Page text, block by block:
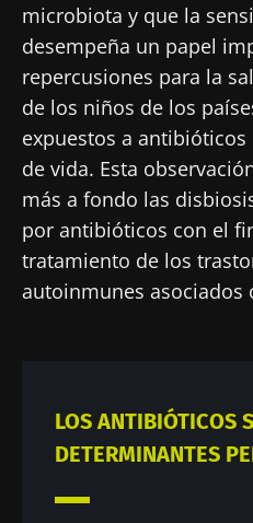
microbiota y que la
desempeña un papel
repercusiones para la
de los niños de los
expuestos a
de vida. Esta
más a fondo las
por antibióticos con el
tratamiento de los
autoinmunes asociados
LOS ANTIBIÓTICOS
DETERMINANTES
nuestro sitio web.
le permitirá
microbiota.
¡No se
Únase a la comunidad
profesionales
"Microbiota Digest" y
le permitirá
microbiota.
noticias de Biocodex
He leído y acepto las
Biocodex Microbiota